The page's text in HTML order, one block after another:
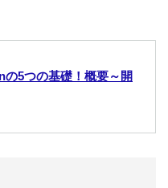
5つの基礎！概要～開